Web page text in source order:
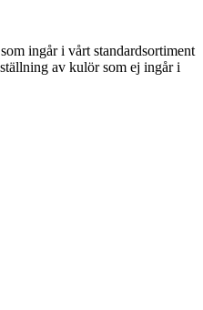
ingår i vårt standardsortiment
av kulör som ej ingår i